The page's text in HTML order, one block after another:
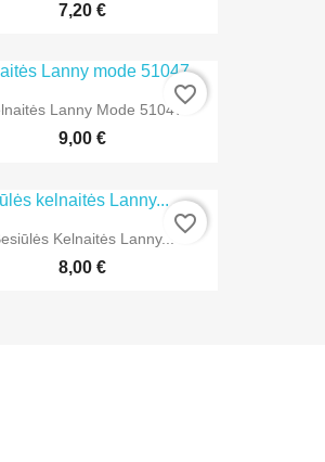
7,20 €
Lanny Mode 51047
9,00 €
favorite_border
Kelnaitės Lanny...
8,00 €
favorite_border